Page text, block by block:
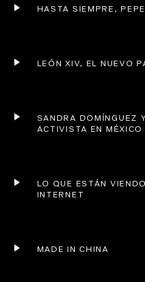
HASTA SIEMPRE,
LEÓN XIV, EL NUEVO
SANDRA DOMÍNGUEZ
ACTIVISTA EN MÉXICO
LO QUE ESTÁN
INTERNET
MADE IN CHINA